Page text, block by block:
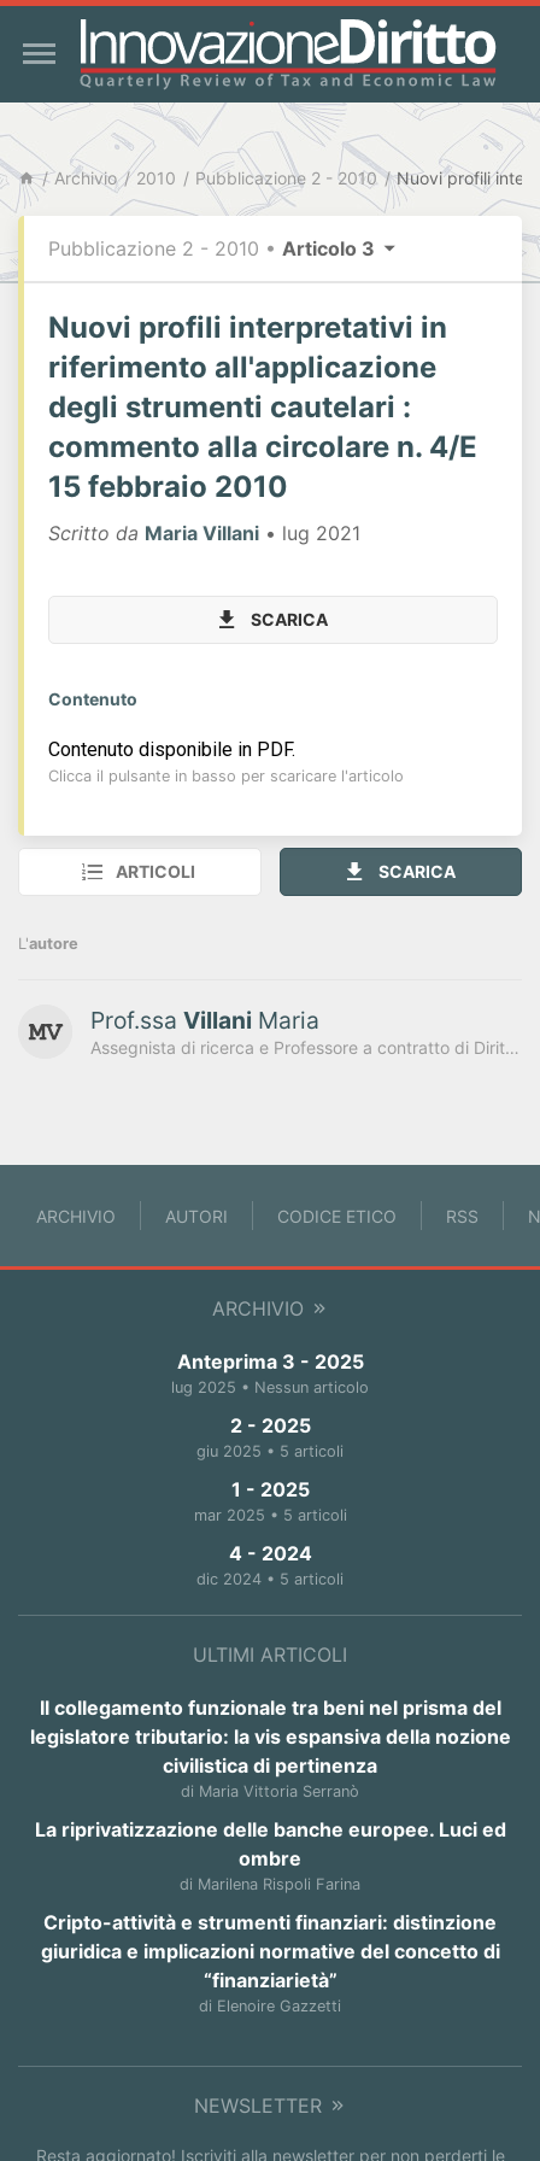
Archivio 2010 Pubblicazione 2 - 2010
Pubblicazione 2 - 2010 • Articolo 3
Nuovi profili interpretativi in
riferimento all'applicazione
degli strumenti cautelari :
commento alla circolare n. 4/E
15 febbraio 2010
Scritto da Maria Villani • lug 2021
SCARICA
Contenuto
Contenuto disponibile in PDF.
Clicca il pulsante in basso per scaricare l'articolo
ARTICOLI SCARICA
L'autore
Prof.ssa Villani Maria
Assegnista di ricerca e Professore a contratto di Diritto tributario con abilitazione ad associato - Università degli Studi di Napoli "Federico II"
ARCHIVIO AUTORI CODICE ETICO RSS
ARCHIVIO
Anteprima 3 - 2025
lug 2025 • Nessun articolo
2 - 2025
giu 2025 • 5 articoli
1 - 2025
mar 2025 • 5 articoli
4 - 2024
dic 2024 • 5 articoli
ULTIMI ARTICOLI
Il collegamento funzionale tra beni nel prisma del
legislatore tributario: la vis espansiva della nozione
civilistica di pertinenza
di Maria Vittoria Serranò
La riprivatizzazione delle banche europee. Luci ed
ombre
di Marilena Rispoli Farina
Cripto-attività e strumenti finanziari: distinzione
giuridica e implicazioni normative del concetto di
“finanziarietà”
di Elenoire Gazzetti
NEWSLETTER
Resta aggiornato! Iscriviti alla newsletter per non perderti le